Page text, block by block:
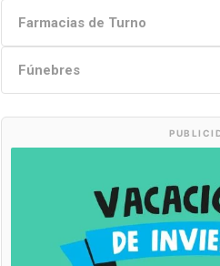
Farmacias de Turno
Fúnebres